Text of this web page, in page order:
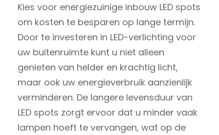
Kies voor energiezuinige inbouw LED spots
om kosten te besparen op lange termijn.
Door te investeren in LED-verlichting voor
uw buitenruimte kunt u niet alleen
genieten van helder en krachtig licht,
maar ook uw energieverbruik aanzienlijk
verminderen. De langere levensduur van
LED spots zorgt ervoor dat u minder vaak
lampen hoeft te vervangen, wat op de